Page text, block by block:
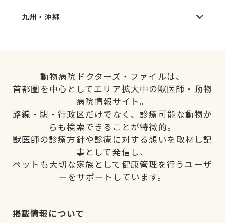
九州・沖縄
動物病院ドクターズ・ファイルは、
首都圏を中心としてエリア拡大中の獣医師・動物
病院情報サイト。
路線・駅・行政区だけでなく、診療可能な動物か
らも検索できることが特徴的。
獣医師の診療方針や診療に対する想いを取材し記
事として発信し、
ペットも大切な家族として健康管理を行うユーザ
ーをサポートしています。
掲載情報について